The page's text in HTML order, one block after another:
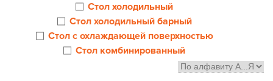
Стол холодильный
Стол холодильный барный
Стол с охлаждающей поверхностью
Стол комбинированный